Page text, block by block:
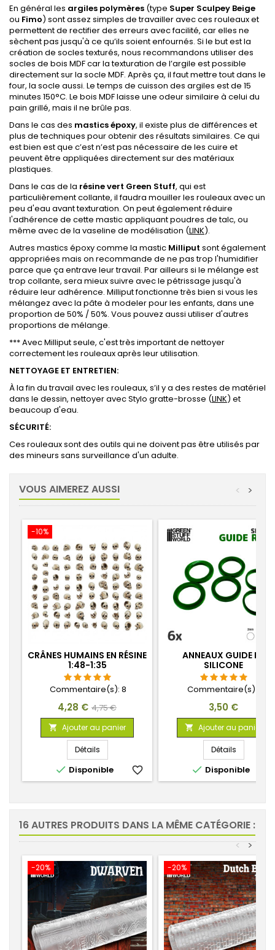
En général les argiles polymères (type Super Sculpey Beige
ou Fimo) sont assez simples de travailler avec ces rouleaux et
permettent de rectifier des erreurs avec facilité, car elles ne
sèchent pas jusqu'à ce qu’ils soient enfournés. Si le but est la
création de socles texturés, nous recommandons utiliser des
socles de bois MDF car la texturation de l’argile est possible
directement sur la socle MDF. Après ça, il faut mettre tout dans le
four, la socle aussi. Le temps de cuisson des argiles est de 15
minutes 150°C. Le bois MDF laisse une odeur similaire à celui du
pain grillé, mais il ne brûle pas.
Dans le cas des mastics époxy, il existe plus de différences et
plus de techniques pour obtenir des résultats similaires. Ce qui
est bien est que c’est n’est pas nécessaire de les cuire et
peuvent être appliquées directement sur des matériaux
plastiques.
Dans le cas de la résinevert Green Stuff, qui est
particulièrement collante, il faudra mouiller les rouleaux avec un
peu d'eau avant texturation. On peut également réduire
l'adhérence de cette mastic appliquant poudres de talc, ou
même avec de la vaseline de modélisation (LINK).
Autres mastics époxy comme la mastic Milliput sont également
appropriées mais on recommande de ne pas trop l'humidifier
parce que ça entrave leur travail. Par ailleurs si le mélange est
trop collante, sera mieux suivre avec le pétrissage jusqu'à
réduire leur adhérence. Milliput fonctionne très bien si vous les
mélangez avec la pâte à modeler pour les enfants, dans une
proportion de 50% / 50%. Vous pouvez aussi utiliser d'autres
proportions de mélange.
*** Avec Milliput seule, c'est très important de nettoyer
correctement les rouleaux après leur utilisation.
NETTOYAGE ET ENTRETIEN:
À la fin du travail avec les rouleaux, s’il y a des restes de matériel
dans le dessin, nettoyer avec Stylo gratte-brosse (LINK) et
beaucoup d'eau.
SÉCURITÉ:
Ces rouleaux sont des outils qui ne doivent pas être utilisés par
des mineurs sans surveillance d'un adulte.
VOUS AIMEREZ AUSSI >
<
-10%
CRÂNES HUMAINS EN RÉSINE
1:48-1:35
Commentaire(s): 8
Prix
4,28 € Prix
de
base
4,75 €
 Ajouter au panier
Détails
 Disponible favorite_border
ANNEAUX GUIDE EN
SILICONE
Commentaire(s):
Prix
3,50 €
 Ajouter au panier
Détails
 Disponible
16 AUTRES PRODUITS DANS LA MÊME CATÉGORIE :
>
<
-20% -20%